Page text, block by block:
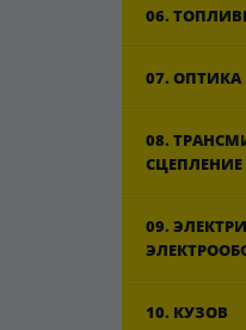
06.
07. ОПТИКА
08.
СЦЕПЛЕНИЕ
09.
10. КУЗОВ